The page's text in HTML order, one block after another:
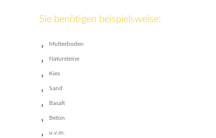
Sie benötigen beispielsweise:
Mutterboden
Natursteine
Kies
Sand
Basalt
Beton
u.v.m.